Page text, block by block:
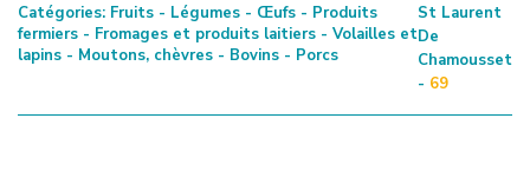
Catégories: Fruits - Légumes - Œufs - Produits
fermiers - Fromages et produits laitiers - Volailles et
lapins - Moutons, chèvres - Bovins - Porcs
St Laurent
De
Chamousset
- 69